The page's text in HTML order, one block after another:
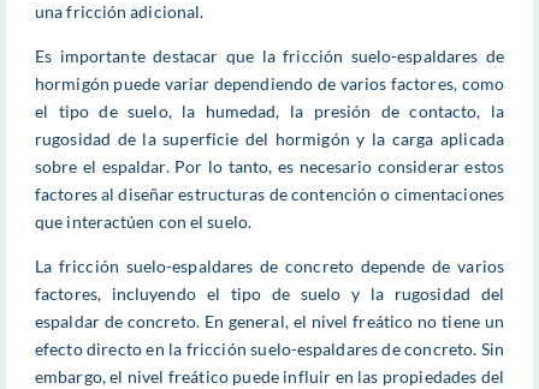
una fricción adicional.
Es importante destacar que la fricción suelo-espaldares de
hormigón puede variar dependiendo de varios factores, como
el tipo de suelo, la humedad, la presión de contacto, la
rugosidad de la superficie del hormigón y la carga aplicada
sobre el espaldar. Por lo tanto, es necesario considerar estos
factores al diseñar estructuras de contención o cimentaciones
que interactúen con el suelo.
La fricción suelo-espaldares de concreto depende de varios
factores, incluyendo el tipo de suelo y la rugosidad del
espaldar de concreto. En general, el nivel freático no tiene un
efecto directo en la fricción suelo-espaldares de concreto. Sin
embargo, el nivel freático puede influir en las propiedades del